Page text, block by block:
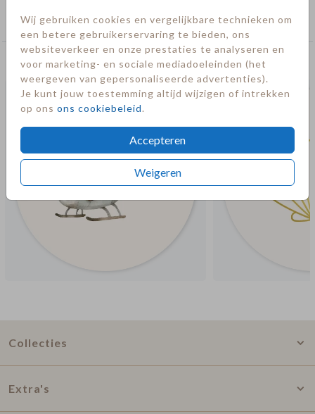
Wij gebruiken cookies en vergelijkbare technieken om
een betere gebruikerservaring te bieden, ons
websiteverkeer en onze prestaties te analyseren en
voor marketing- en sociale mediadoeleinden (het
weergeven van gepersonaliseerde advertenties).
Je kunt jouw toestemming altijd wijzigen of intrekken
op ons ons cookiebeleid.
Accepteren
Weigeren
Sluitstickers geboorte
Deze kaarten vind je misschien ook leuk
Collecties
Extra's